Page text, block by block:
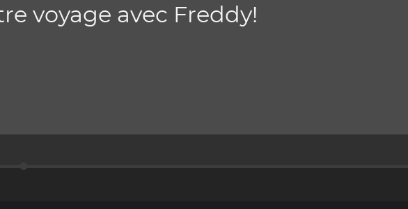
voyage avec Freddy!